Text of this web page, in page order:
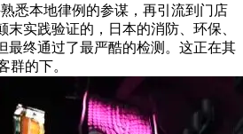
悉本地律例的参谋，再引流到门店
实践验证的，日本的消防、环保、
最终通过了最严酷的检测。这正在其
群的下。